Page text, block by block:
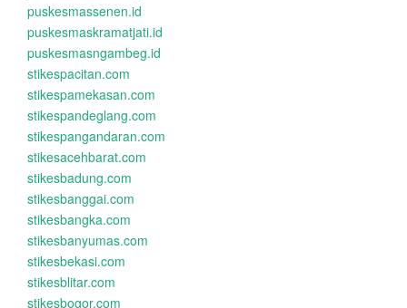
puskesmassenen.id
puskesmaskramatjati.id
puskesmasngambeg.id
stikespacitan.com
stikespamekasan.com
stikespandeglang.com
stikespangandaran.com
stikesacehbarat.com
stikesbadung.com
stikesbanggai.com
stikesbangka.com
stikesbanyumas.com
stikesbekasi.com
stikesblitar.com
stikesbogor.com